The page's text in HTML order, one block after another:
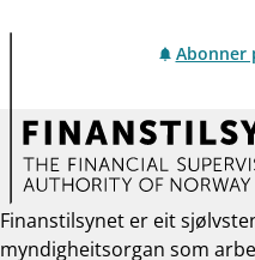
Abonner
Finanstilsynet er eit
myndigheitsorgan som